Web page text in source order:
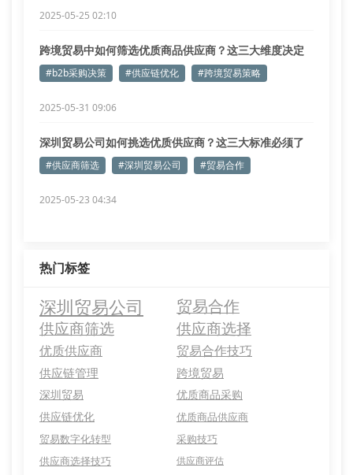
2025-05-25 02:10
跨境贸易中如何筛选优质商品供应商？这三大维度决定
采购成败
#b2b采购决策 #供应链优化 #跨境贸易策略
2025-05-31 09:06
深圳贸易公司如何挑选优质供应商？这三大标准必须了
解#供应商筛选 #深圳贸易公司 #贸易合作
2025-05-23 04:34
热门标签
深圳贸易公司 贸易合作
供应商筛选 供应商选择
优质供应商
贸易合作技巧
供应链管理
跨境贸易
深圳贸易
优质商品采购
供应链优化
优质商品供应商
贸易数字化转型
采购技巧
供应商选择技巧
供应商评估